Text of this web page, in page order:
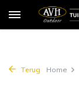
Terug Home